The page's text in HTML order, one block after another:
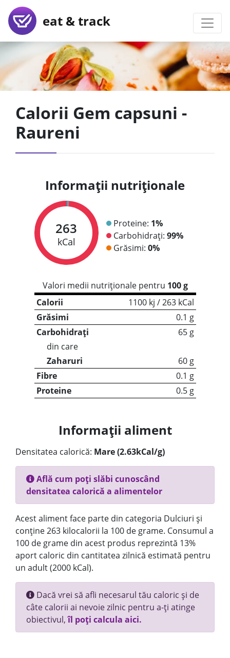
eat & track
Calorii Gem capsuni -
Raureni
Informații nutriționale
263
kCal
Proteine: 1%
Carbohidrați: 99%
Grăsimi: 0%
Valori medii nutriționale pentru 100 g
Calorii
1100 kj / 263 kCal
Grăsimi
0.1 g
Carbohidrați
65 g
din care
Zaharuri
60 g
Fibre
0.1 g
Proteine
0.5 g
Informații aliment
Densitatea calorică: Mare (2.63kCal/g)
Află cum poți slăbi cunoscând
densitatea calorică a alimentelor
Acest aliment face parte din categoria Dulciuri și
conține 263 kilocalorii la 100 de grame. Consumul a
100 de grame din acest produs reprezintă 13%
aport caloric din cantitatea zilnică estimată pentru
un adult (2000 kCal).
Dacă vrei să afli necesarul tău caloric și de
câte calorii ai nevoie zilnic pentru a-ți atinge
obiectivul,îl poți calcula aici.